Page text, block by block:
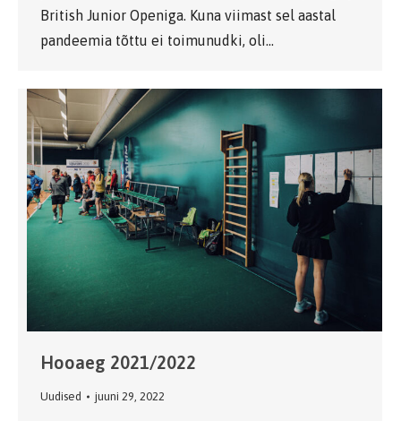
British Junior Openiga. Kuna viimast sel aastal
pandeemia tõttu ei toimunudki, oli…
Hooaeg 2021/2022
Uudised juuni 29, 2022